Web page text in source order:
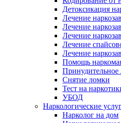
Детоксикация
Лечение
Лечение
Лечение
Лечение
Лечение
Помощь
Принудительное
Снятие ломки
Тест на
УБОД
Наркологические
Нарколог на дом